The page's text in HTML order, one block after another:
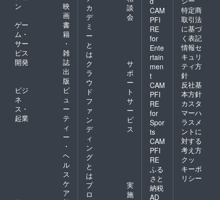
ン
映
画
ゲー
ム・
サー
ビス
開発
書
籍
・
雑
誌
出
版
ビジ
ネ
ス・
起業
ビ
ュ
ー
テ
ィ
ー
・
ヘ
ル
ス
ケ
ア
カ
デ
ミ
ー
と
は
談
会
ク
ラ
ウ
ド
フ
ァ
ン
デ
ィ
ン
グ
と
は
サ
ポ
ー
ト
サ
ー
ビ
ス
プ
ロ
実
施
CAM
PFI
RE
for
Ente
rtain
men
t
CAM
PFI
RE
for
Spor
ts
CAM
PFI
RE
ふる
さと
納税
AD
特定商
取引法
に基づ
く表記
情報セ
キュリ
ティ方
針
反社基
本方針
カスタ
マーハ
ラスメ
ントに
対する
考え方
クッ
キーポ
リシー